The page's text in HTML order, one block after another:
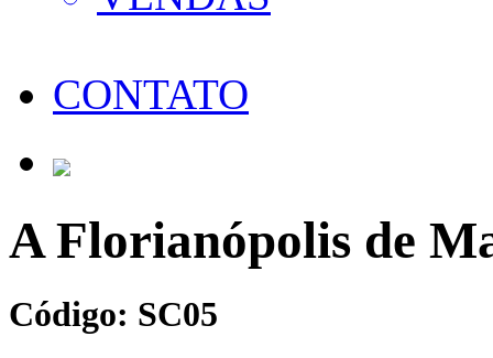
CONTATO
A Florianópolis de
Código: SC05